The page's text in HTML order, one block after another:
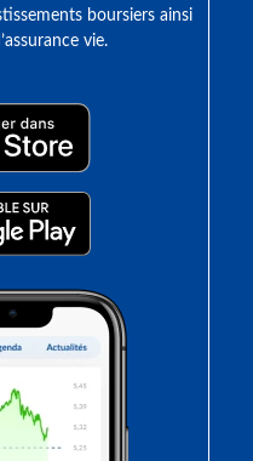
boursiers ainsi
vie.